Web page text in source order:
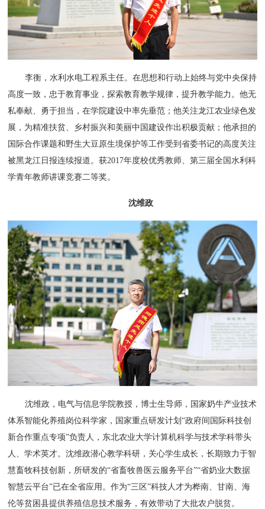
李衡，水利水电工程系主任。在思想和行动上始终与党中央保持
高度一致，忠于教育事业，探索教育教学规律，提升教学能力。他无
私奉献、勇于担当，在学院建设中率先垂范；他关注龙江农业绿色发
展，为精准扶贫、乡村振兴和美丽中国建设作出积极贡献；他承担的
国际合作课题和野生大豆原生境保护等工作受到省委书记的高度关注
被黑龙江日报连续报道。获2017年度校优秀教师、第三届全国水利科
学青年教师讲课竞赛二等奖。
沈维政
沈维政，电气与信息学院教授，博士生导师，国家奶牛产业技术
体系智能化养殖岗位科学家，国家重点研发计划“政府间国际科技创
新合作重点专项”负责人，东北农业大学计算机科学与技术学科带头
人、学术英才。沈维政潜心教学科研，关心学生成长，长期致力于智
慧畜牧科技创新，所研发的“省畜牧兽医云服务平台”“省奶业大数据
智慧云平台”已在全省应用。作为“三区”科技人才为桦南、甘南、海
伦等贫困县提供养殖信息技术服务，有效带动了大批农户脱贫。